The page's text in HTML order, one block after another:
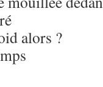
alors ?